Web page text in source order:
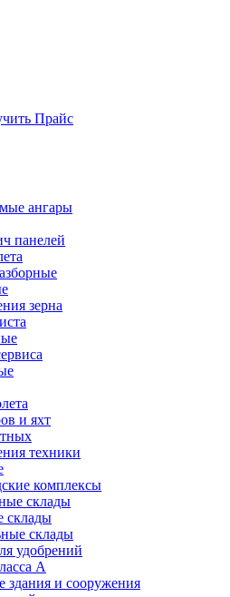
Прайс
ангары
панелей
зерна
и яхт
техники
комплексы
склады
склады
склады
удобрений
А
и сооружения